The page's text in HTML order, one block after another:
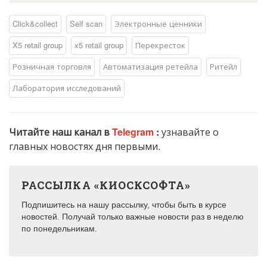
Click&collect Self scan
Электронные ценники
X5 retail group
​​x5 retail group
Перекресток
Розничная торговля
Автоматизация ретейла
Ритейл
Лаборатория исследований
Читайте наш канал вTelegram : узнавайте о
главных новостях дня первыми.
РАССЫЛКА «КИОСКСОФТА»
Подпишитесь на нашу рассылку, чтобы быть в курсе
новостей. Получай только важные новости раз в неделю
по понедельникам.